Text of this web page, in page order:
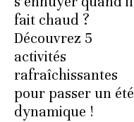
fait chaud ?
Découvrez 5
activités
rafraîchissantes
pour passer un été
dynamique !